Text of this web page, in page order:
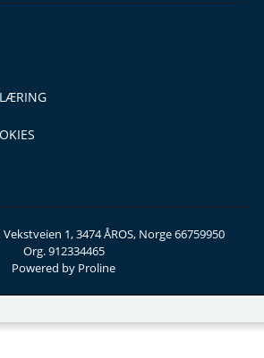
1, 3474 ÅROS, Norge 66759950
Org. 912334465
Powered by Proline